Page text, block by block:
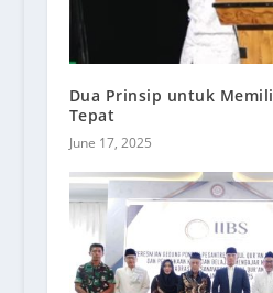
Dua Prinsip untuk
Tepat
June 17, 2025